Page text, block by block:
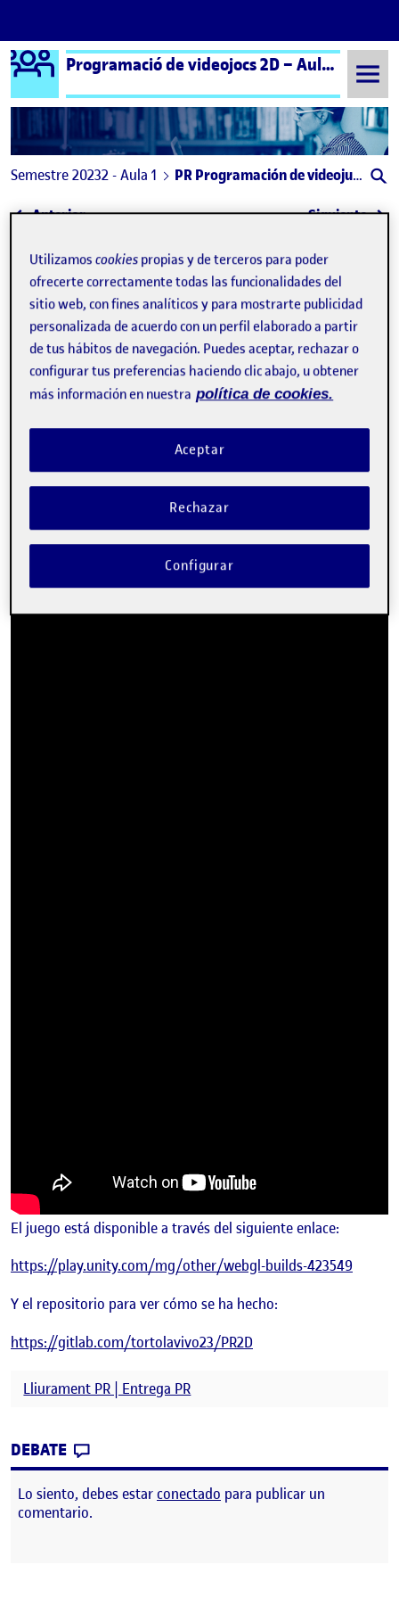
Saltar al contenido
Logo Ágora Programació de videojocs 2D – Aula 1 | Programación de videojuegos 2D – Aula 1
Semestre 20232 - Aula 1 PR Programación de videojuegos 2D
Navegación de entradas
Anterior: Re – Collage Siguiente:
Publicado porPR Programación de
Publicado por
Francisco Tórtola Vivo
Visibilidad:
Pública -Fecha de publicación
30 Jun 2024 -comentarioen PR Programación de videojuegos
PR Programación
de videojuegos 2D
Para esta práctica se ha decidido hacer un juego inspirado en
el género metroidvania, aunque sí que es verdad que por la
brevedad del mismo, no se llega a explorar en su totalidad.
Para esto se han hecho dos escenas principales, siendo en la
primera de ellas el objetivo conseguir una llave para abrir
una puerta y poder pasar, hay una escena de transición y por
El juego está disponible a través del siguiente enlace:
https://play.unity.com/mg/other/webgl-builds-423549
Y el repositorio para ver cómo se ha hecho:
https://gitlab.com/tortolavivo23/PR2D
Lliurament PR | Entrega PR
DEBATE
Lo siento, debes estarconectado para publicar un
comentario.
Utilizamoscookies propias y de terceros para poder
ofrecerte correctamente todas las funcionalidades del
sitio web, con fines analíticos y para mostrarte publicidad
personalizada de acuerdo con un perfil elaborado a partir
de tus hábitos de navegación. Puedes aceptar, rechazar o
configurar tus preferencias haciendo clic abajo, u obtener
más información en nuestra política de cookies.
Rechazar
Aceptar
Configurar